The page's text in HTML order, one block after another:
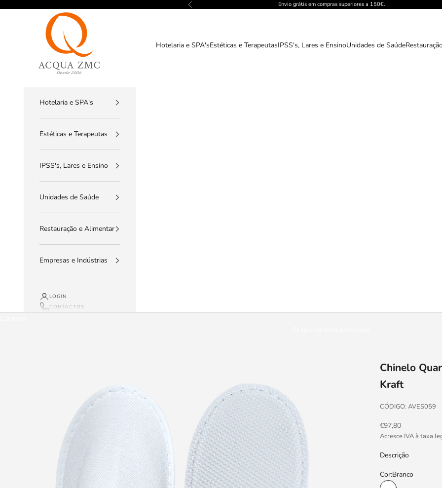
Anterior Envio grátis em compras superiores a 150€.
ACQUA ZMC
Hotelaria e SPA'sEstéticas e TerapeutasIPSS's, Lares e EnsinoUnidades de Saúde
Hotelaria e SPA's
Estéticas e Terapeutas
IPSS's, Lares e Ensino
Unidades de Saúde
Restauração e Alimentar
Empresas e Indústrias
LOGIN
CONTACTOS
Chinelo
Kraft
CÓDIGO: AVES059
Preço promocional
€97,80
Acresce IVA à taxa
Descrição
Cor:Branco